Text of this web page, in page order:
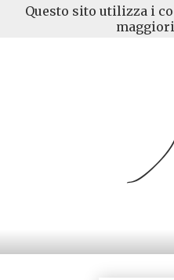
Questo sito utilizza i